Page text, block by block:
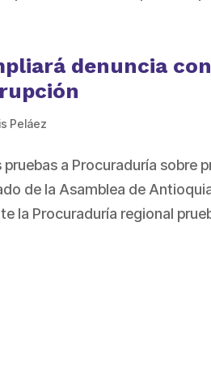
denuncia
Peláez
a Procuraduría sobre
de la Asamblea de
la Procuraduría regional